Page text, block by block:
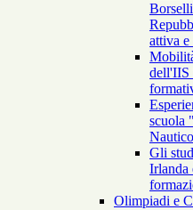
attiva e
dell'IIS
scuola
Gli
Irlanda
Olimpiadi e